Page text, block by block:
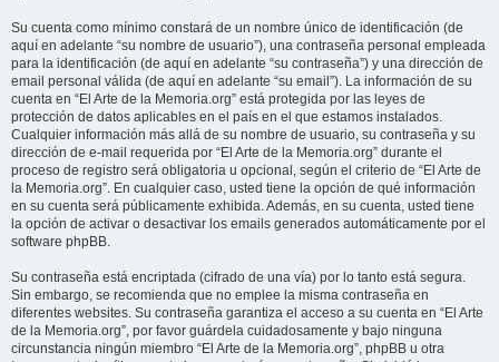
Su cuenta como mínimo constará de un nombre único de identificación (de
aquí en adelante “su nombre de usuario”), una contraseña personal empleada
para la identificación (de aquí en adelante “su contraseña”) y una dirección de
email personal válida (de aquí en adelante “su email”). La información de su
cuenta en “El Arte de la Memoria.org” está protegida por las leyes de
protección de datos aplicables en el país en el que estamos instalados.
Cualquier información más allá de su nombre de usuario, su contraseña y su
dirección de e-mail requerida por “El Arte de la Memoria.org” durante el
proceso de registro será obligatoria u opcional, según el criterio de “El Arte de
la Memoria.org”. En cualquier caso, usted tiene la opción de qué información
en su cuenta será públicamente exhibida. Además, en su cuenta, usted tiene
la opción de activar o desactivar los emails generados automáticamente por el
software phpBB.
Su contraseña está encriptada (cifrado de una vía) por lo tanto está segura.
Sin embargo, se recomienda que no emplee la misma contraseña en
diferentes websites. Su contraseña garantiza el acceso a su cuenta en “El Arte
de la Memoria.org”, por favor guárdela cuidadosamente y bajo ninguna
circunstancia ningún miembro “El Arte de la Memoria.org”, phpBB u otra